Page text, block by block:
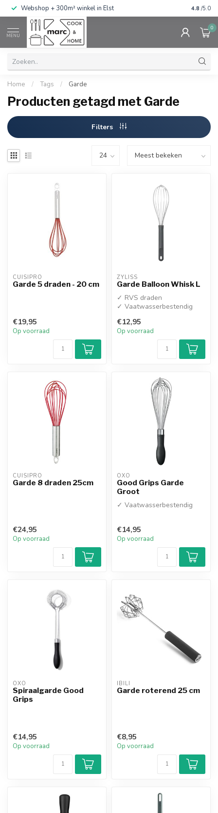
Webshop + 300m² winkel in Elst Gratis
4.8 /5.0
MENU
0
Home / Tags / Garde
Producten getagd met Garde
Filters
CUISIPRO
Garde 5 draden - 20 cm
€19,95
Op voorraad
ZYLISS
Garde Balloon Whisk L
✓ RVS draden
✓ Vaatwasserbestendig
€12,95
Op voorraad
CUISIPRO
Garde 8 draden 25cm
€24,95
Op voorraad
OXO
Good Grips Garde
Groot
✓ Vaatwasserbestendig
€14,95
Op voorraad
OXO
Spiraalgarde Good
Grips
€14,95
Op voorraad
IBILI
Garde roterend 25 cm
€8,95
Op voorraad